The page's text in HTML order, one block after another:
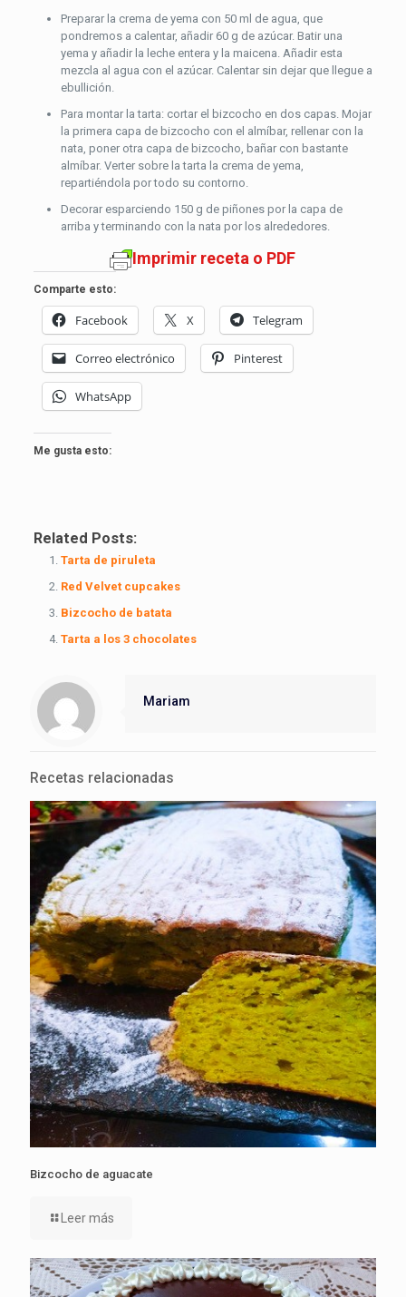
Preparar la crema de yema con 50 ml de agua, que
pondremos a calentar, añadir 60 g de azúcar. Batir una
yema y añadir la leche entera y la maicena. Añadir esta
mezcla al agua con el azúcar. Calentar sin dejar que llegue a
ebullición.
Para montar la tarta: cortar el bizcocho en dos capas. Mojar
la primera capa de bizcocho con el almíbar, rellenar con la
nata, poner otra capa de bizcocho, bañar con bastante
almíbar. Verter sobre la tarta la crema de yema,
repartiéndola por todo su contorno.
Decorar esparciendo 150 g de piñones por la capa de
arriba y terminando con la nata por los alrededores.
Imprimir receta o PDF
Comparte esto:
Facebook X Telegram
Correo electrónico Pinterest
WhatsApp
Me gusta esto:
Related Posts:
Tarta de piruleta
Red Velvet cupcakes
Bizcocho de batata
Tarta a los 3 chocolates
Mariam
Recetas relacionadas
Bizcocho de aguacate
Leer más